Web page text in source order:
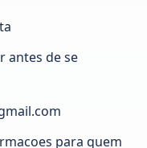
antes de se
para quem